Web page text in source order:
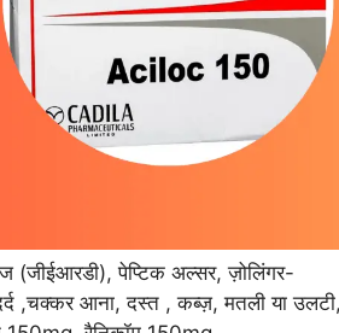
(जीईआरडी), पेप्टिक अल्सर, ज़ोलिंगर-
,चक्कर आना, दस्त , कब्ज़, मतली या उलटी,